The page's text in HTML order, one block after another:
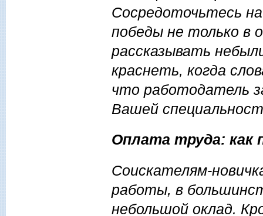
Сосредоточьтесь
победы не только в
рассказывать
краснеть, когда
что работодатель
Вашей
Оплата труда: как
Соискателям-
работы, в
небольшой оклад.